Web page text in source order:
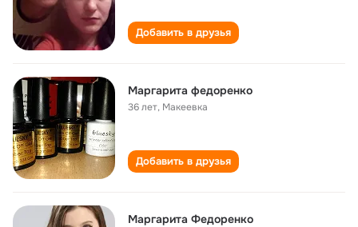
Добавить в друзья
Маргарита федоренко
36 лет, Макеевка
Добавить в друзья
Маргарита Федоренко